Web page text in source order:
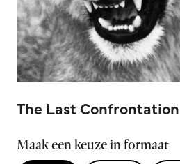
The Last Confrontation
Maak een keuze in formaat